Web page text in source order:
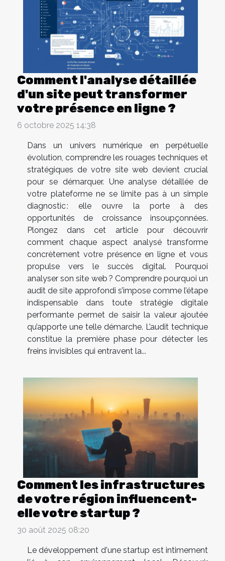
Comment l'analyse détaillée
d'un site peut transformer
votre présence en ligne ?
6 octobre 2025 14:38
Dans un univers numérique en perpétuelle
évolution, comprendre les rouages techniques et
stratégiques de votre site web devient crucial
pour se démarquer. Une analyse détaillée de
votre plateforme ne se limite pas à un simple
diagnostic : elle ouvre la porte à des
opportunités de croissance insoupçonnées.
Plongez dans cet article pour découvrir
comment chaque aspect analysé transforme
concrètement votre présence en ligne et vous
propulse vers le succès digital. Pourquoi
analyser son site web ? Comprendre pourquoi un
audit de site approfondi s’impose comme l’étape
indispensable dans toute stratégie digitale
performante permet de saisir la valeur ajoutée
qu’apporte une telle démarche. L’audit technique
constitue la première phase pour détecter les
freins invisibles qui entravent la...
Comment les infrastructures
de votre région influencent-
elle votre startup ?
30 août 2025 08:20
Le développement d'une startup est intimement